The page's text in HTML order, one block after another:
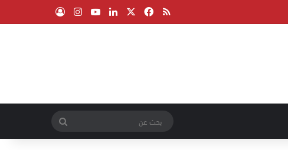
ملخص الموقع RSS
فيسبوك لينكدإن ‫YouTube
انستقرام
عن